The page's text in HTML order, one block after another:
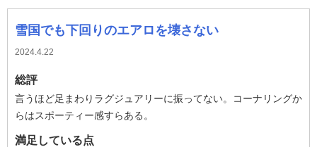
雪国でも下回りのエアロを壊さない
2024.4.22
総評
言うほど足まわりラグジュアリーに振ってない。コーナリングか
らはスポーティー感すらある。
満足している点